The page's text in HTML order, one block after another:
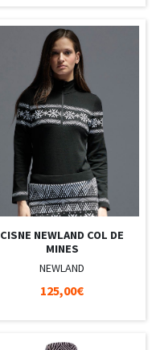
CISNE NEWLAND COL DE
MINES
NEWLAND
125,00€